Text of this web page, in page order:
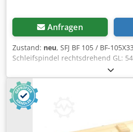
Anfragen
Zustand: neu, SFJ BF 105 / BF-
Schleifspindel rechtsdrehend GL:
mm, Flansch Ø 98 mm, Kegel Ø
36 mm SN:49289 ,ungebraucht in
Originalverpackung, 100%
gem. Fotos Crsdsx Eui Rjpfx Amyjf